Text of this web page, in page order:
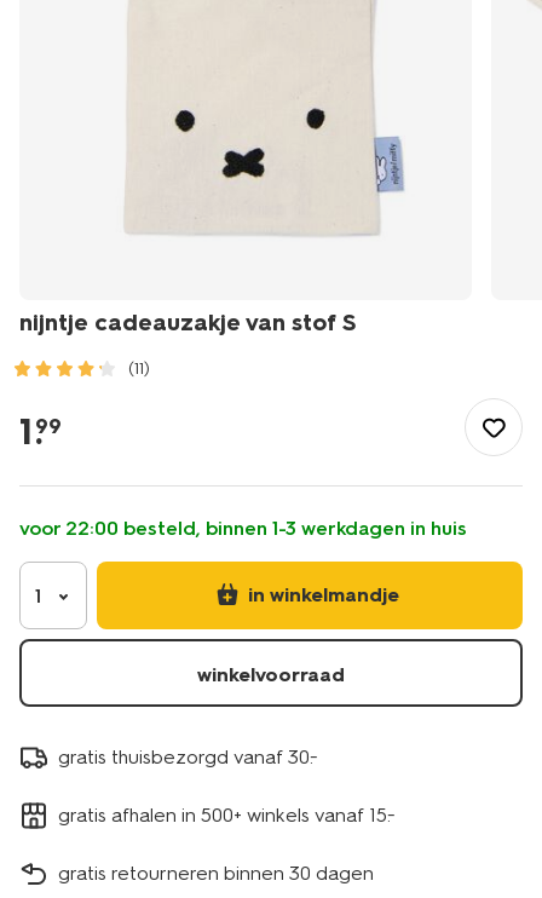
nijntje cadeauzakje van stof S
(11)
cadeau/inpakken/cadeauverpakkingen/nijntje-
cadeauzakje-
stof-
14750017.html
1.
99
voor 22:00 besteld, binnen 1-3 werkdagen in huis
1 in winkelmandje
winkelvoorraad
gratis thuisbezorgd vanaf 30.-
gratis afhalen in 500+ winkels vanaf 15.-
gratis retourneren binnen 30 dagen